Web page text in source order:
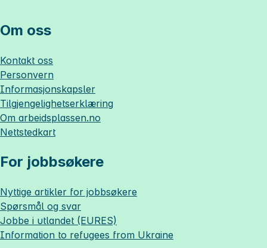
Om oss
Kontakt oss
Personvern
Informasjonskapsler
Tilgjengelighetserklæring
Om arbeidsplassen.no
Nettstedkart
For jobbsøkere
Nyttige artikler for jobbsøkere
Spørsmål og svar
Jobbe i utlandet (EURES)
Information to refugees from Ukraine